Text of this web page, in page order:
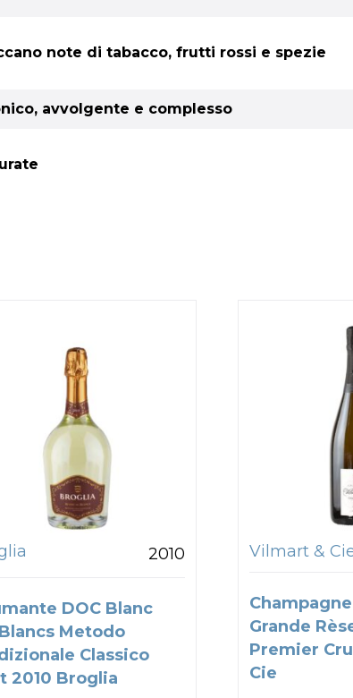
note di tabacco, frutti rossi e spezie
avvolgente e complesso
2010
DOC Blanc
Metodo
Classico
2010 Broglia
Vilmart &
Grande
Premier
Cie